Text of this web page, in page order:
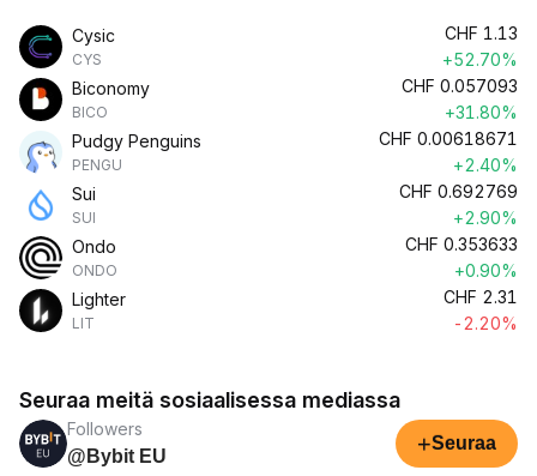
Cysic
CYS
CHF 1.13
+52.70%
Biconomy
BICO
CHF 0.057093
+31.80%
Pudgy Penguins
PENGU
CHF 0.00618671
+2.40%
Sui
SUI
CHF 0.692769
+2.90%
Ondo
ONDO
CHF 0.353633
+0.90%
Lighter
LIT
CHF 2.31
-2.20%
Seuraa meitä sosiaalisessa mediassa
Followers
@Bybit EU
+Seuraa